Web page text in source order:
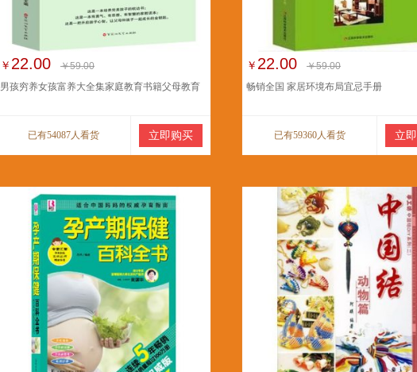
￥ 22.00
￥59.00
男孩穷养女孩富养大全集家庭教育书籍父母教育
已有54087人看货 立即购买
￥ 22.00
￥59.00
畅销全国 家居环境布局宜忌手册
已有59360人看货 立